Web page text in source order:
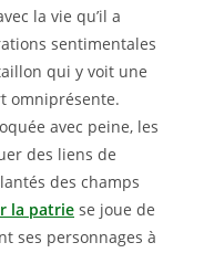
la vie qu’il a
sentimentales
qui y voit une
omniprésente.
avec peine, les
des liens de
des champs
la patrie se joue de
ses personnages à